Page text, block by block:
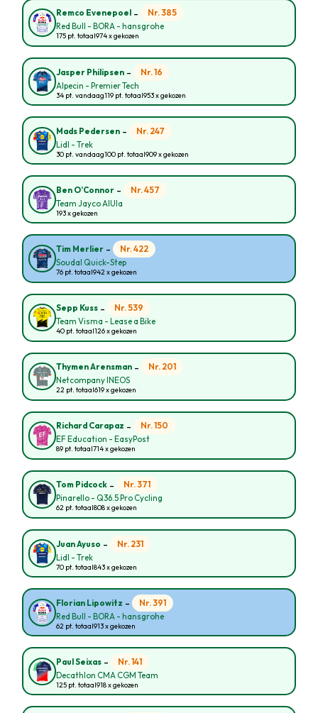
Remco Evenepoel - Nr. 385
Red Bull - BORA - hansgrohe
175 pt. totaal974 x gekozen
Jasper Philipsen - Nr. 16
Alpecin - Premier Tech
34 pt. vandaag119 pt. totaal953 x gekozen
Mads Pedersen - Nr. 247
Lidl - Trek
30 pt. vandaag100 pt. totaal909 x gekozen
Ben O’Connor - Nr. 457
Team Jayco AlUla
193 x gekozen
Tim Merlier - Nr. 422
Soudal Quick-Step
76 pt. totaal942 x gekozen
Sepp Kuss - Nr. 539
Team Visma - Lease a Bike
40 pt. totaal126 x gekozen
Thymen Arensman - Nr. 201
Netcompany INEOS
22 pt. totaal619 x gekozen
Richard Carapaz - Nr. 150
EF Education - EasyPost
89 pt. totaal714 x gekozen
Tom Pidcock - Nr. 371
Pinarello - Q36.5 Pro Cycling
62 pt. totaal808 x gekozen
Juan Ayuso - Nr. 231
Lidl - Trek
70 pt. totaal843 x gekozen
Florian Lipowitz - Nr. 391
Red Bull - BORA - hansgrohe
62 pt. totaal913 x gekozen
Paul Seixas - Nr. 141
Decathlon CMA CGM Team
125 pt. totaal918 x gekozen